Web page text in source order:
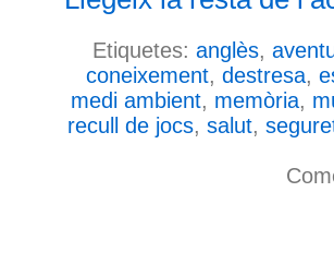
Etiquetes: anglès,
coneixement, destresa,
medi ambient, memòria,
recull de jocs, salut,